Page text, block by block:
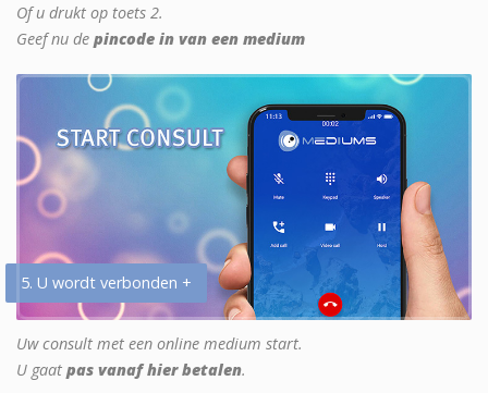
Of u drukt op toets 2.
Geef nu de pincode in van een medium
5. U wordt verbonden +
Uw consult met een online medium start.
U gaat pas vanaf hier betalen.